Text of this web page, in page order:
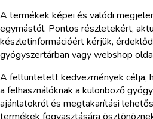
A termékek képei és valódi
egymástól. Pontos részletekért,
készletinformációért kérjük,
gyógyszertárban vagy webshop
A feltüntetett kedvezmények célja,
a felhasználóknak a különböző
ajánlatokról és megtakarítási